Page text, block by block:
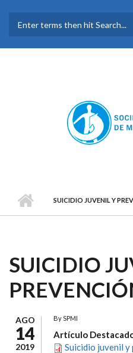
FORMULARIO DE
BÚSQUEDA
SUICIDIO JUVENIL Y
SUICIDIO
AGO
14
2019
BySPMI
Artículo
Suicidio juvenil